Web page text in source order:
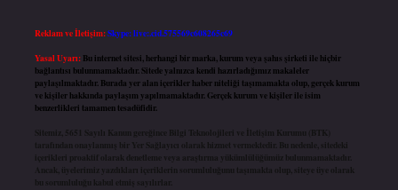
Reklam ve İletişim:Skype: live:.cid.575569c608265c69
Yasal Uyarı: Bu internet sitesi, herhangi bir marka, kurum veya şahıs şirketi ile hiçbir
bağlantısı bulunmamaktadır. Sitede yalnızca kendi hazırladığımız makaleler
paylaşılmaktadır. Burada yer alan içerikler haber niteliği taşımamakta olup, gerçek kurum
ve kişiler hakkında paylaşım yapılmamaktadır. Gerçek kurum ve kişiler ile isim
benzerlikleri tamamen tesadüfidir.
Sitemiz, 5651 Sayılı Kanun gereğince Bilgi Teknolojileri ve İletişim Kurumu (BTK)
tarafından onaylanmış bir Yer Sağlayıcı olarak hizmet vermektedir. Bu nedenle, sitedeki
içerikleri proaktif olarak denetleme veya araştırma yükümlülüğümüz bulunmamaktadır.
Ancak, üyelerimiz yazdıkları içeriklerin sorumluluğunu taşımakta olup, siteye üye olarak
bu sorumluluğu kabul etmiş sayılırlar.